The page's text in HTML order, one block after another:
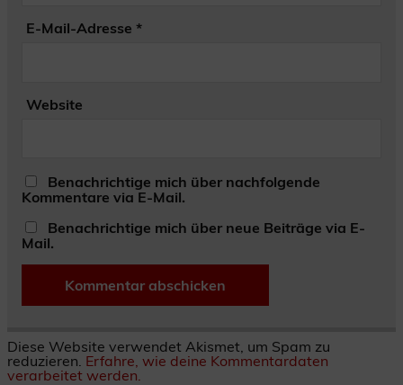
E-Mail-Adresse *
Website
Benachrichtige mich über nachfolgende
Kommentare via E-Mail.
Benachrichtige mich über neue Beiträge via E-
Mail.
Diese Website verwendet Akismet, um Spam zu
reduzieren. Erfahre, wie deine Kommentardaten
verarbeitet werden.